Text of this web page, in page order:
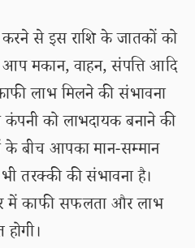
से इस राशि के जातकों को
आप मकान, वाहन, संपत्ति आदि
लाभ मिलने की संभावना
को लाभदायक बनाने की
के बीच आपका मान-सम्मान
तरक्की की संभावना है।
में काफी सफलता और लाभ